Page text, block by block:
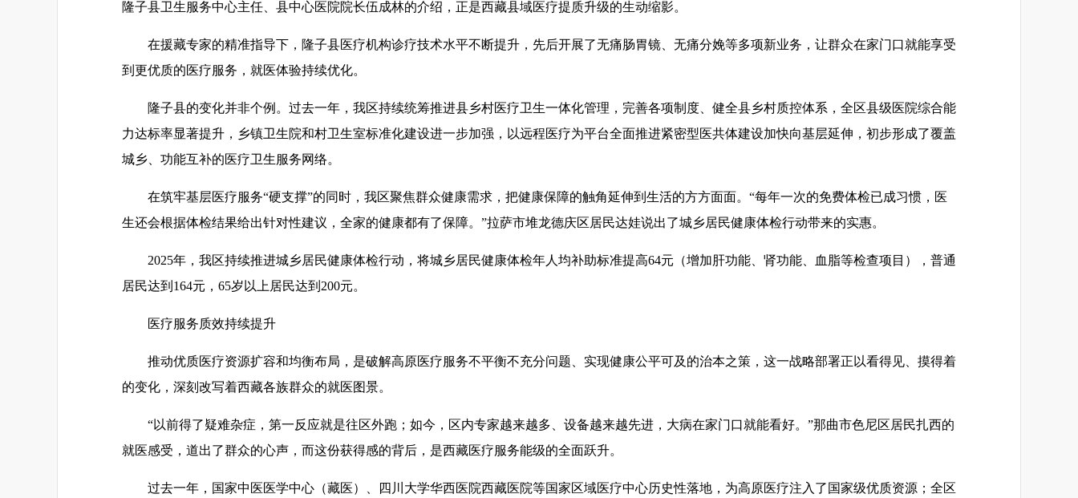
隆子县卫生服务中心主任、县中心医院院长伍成林的介绍，正是西藏县域医疗提质升级的生动缩影。
在援藏专家的精准指导下，隆子县医疗机构诊疗技术水平不断提升，先后开展了无痛肠胃镜、无痛分娩等多项新业务，让群众在家门口就能享受
到更优质的医疗服务，就医体验持续优化。
隆子县的变化并非个例。过去一年，我区持续统筹推进县乡村医疗卫生一体化管理，完善各项制度、健全县乡村质控体系，全区县级医院综合能
力达标率显著提升，乡镇卫生院和村卫生室标准化建设进一步加强，以远程医疗为平台全面推进紧密型医共体建设加快向基层延伸，初步形成了覆盖
城乡、功能互补的医疗卫生服务网络。
在筑牢基层医疗服务“硬支撑”的同时，我区聚焦群众健康需求，把健康保障的触角延伸到生活的方方面面。“每年一次的免费体检已成习惯，医
生还会根据体检结果给出针对性建议，全家的健康都有了保障。”拉萨市堆龙德庆区居民达娃说出了城乡居民健康体检行动带来的实惠。
2025年，我区持续推进城乡居民健康体检行动，将城乡居民健康体检年人均补助标准提高64元（增加肝功能、肾功能、血脂等检查项目），普通
居民达到164元，65岁以上居民达到200元。
医疗服务质效持续提升
推动优质医疗资源扩容和均衡布局，是破解高原医疗服务不平衡不充分问题、实现健康公平可及的治本之策，这一战略部署正以看得见、摸得着
的变化，深刻改写着西藏各族群众的就医图景。
“以前得了疑难杂症，第一反应就是往区外跑；如今，区内专家越来越多、设备越来越先进，大病在家门口就能看好。”那曲市色尼区居民扎西的
就医感受，道出了群众的心声，而这份获得感的背后，是西藏医疗服务能级的全面跃升。
过去一年，国家中医医学中心（藏医）、四川大学华西医院西藏医院等国家区域医疗中心历史性落地，为高原医疗注入了国家级优质资源；全区